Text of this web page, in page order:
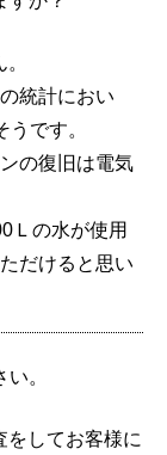
統計におい
です。
の復旧は電気
Ｌの水が使用
だけると思い
。
をしてお客様に